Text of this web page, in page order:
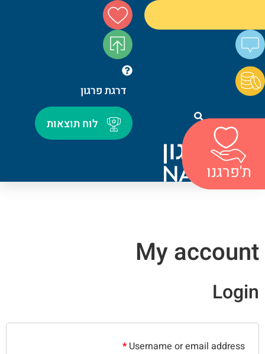
דרגת פרגון
חיפוש
לוח תוצאות
ת'פרגנו
ת'פרגנו
My account
Login
Username or email address
*